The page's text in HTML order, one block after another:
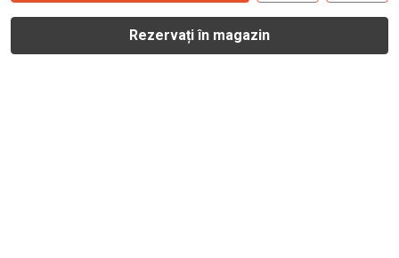
Rezervați în magazin